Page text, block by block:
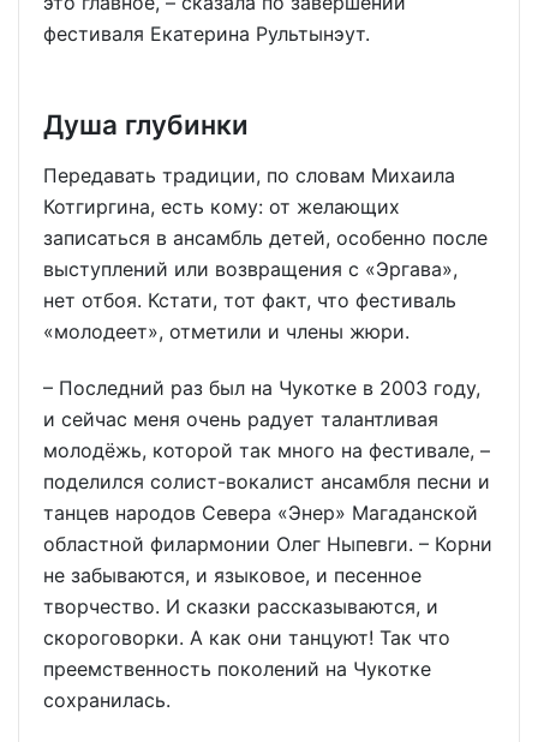
фестиваля Екатерина Рультынэут.
Душа глубинки
Передавать традиции, по словам Михаила
Котгиргина, есть кому: от желающих
записаться в ансамбль детей, особенно после
выступлений или возвращения с «Эргава»,
нет отбоя. Кстати, тот факт, что фестиваль
«молодеет», отметили и члены жюри.
– Последний раз был на Чукотке в 2003 году,
и сейчас меня очень радует талантливая
молодёжь, которой так много на фестивале, –
поделился солист-вокалист ансамбля песни и
танцев народов Севера «Энер» Магаданской
областной филармонии Олег Ныпевги. – Корни
не забываются, и языковое, и песенное
творчество. И сказки рассказываются, и
скороговорки. А как они танцуют! Так что
преемственность поколений на Чукотке
сохранилась.